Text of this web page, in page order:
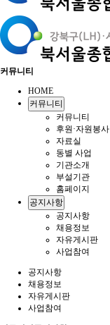
커뮤니티
HOME
커뮤니티
커뮤니티
후원·자원봉사
자료실
동별 사업
기관소개
부설기관
홈페이지
공지사항
공지사항
채용정보
자유게시판
사업참여
공지사항
채용정보
자유게시판
사업참여